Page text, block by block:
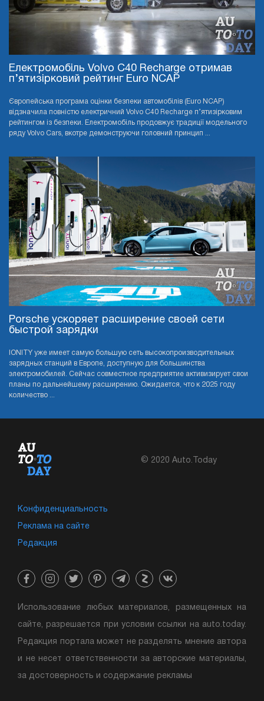
Електромобіль Volvo C40 Recharge отримав
п’ятизірковий рейтинг Euro NCAP
Європейська програма оцінки безпеки автомобілів (Euro NCAP)
відзначила повністю електричний Volvo C40 Recharge п’ятизірковим
рейтингом із безпеки. Електромобіль продовжує традиції модельного
ряду Volvo Cars, вкотре демонструючи головний принцип ...
Porsche ускоряет расширение своей сети
быстрой зарядки
IONITY уже имеет самую большую сеть высокопроизводительных
зарядных станций в Европе, доступную для большинства
электромобилей. Сейчас совместное предприятие активизирует свои
планы по дальнейшему расширению. Ожидается, что к 2025 году
количество ...
© 2020 Auto.Today
Конфиденциальность
Реклама на сайте
Редакция
Использование любых материалов, размещенных на
сайте, разрешается при условии ссылки на auto.today.
Редакция портала может не разделять мнение автора
и не несет ответственности за авторские материалы,
за достоверность и содержание рекламы